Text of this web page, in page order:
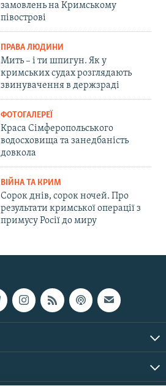
замовлень на Кримському
півострові
ПРАВА ЛЮДИНИ
Мить – і ти шпигун. Як у
кримських судах розглядають
звинувачення в держзраді
ФОТОГАЛЕРЕЇ
Краса Сімферопольського
водосховища та занедбаність
довкола
ВІЙНА ТА КРИМ
Сорок днів, сорок ночей. Про
результати кримської операції з
примусу Росії до миру